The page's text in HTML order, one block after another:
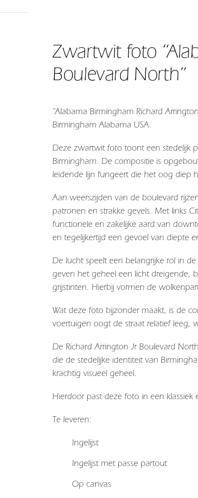
Zwartwit foto
Boulevard North”
“Alabama Birmingham Richard
Birmingham Alabama USA.
Deze zwartwit foto toont een stedelijk
Birmingham . De compositie is
leidende lijn fungeert die het oog diep
Aan weerszijden van de boulevard
patronen en strakke gevels. Met links
functionele en zakelijke aard van
en tegelijkertijd een gevoel van diepte
De lucht speelt een belangrijke rol in
geven het geheel een licht dreigende,
grijstinten. Hierbij vormen de
Wat deze foto bijzonder maakt, is de
voertuigen oogt de straat relatief leeg,
De Richard Arrington Jr Boulevard North
die de stedelijke identiteit van
krachtig visueel geheel.
Hierdoor past deze foto in een klassiek
Te leveren:
Ingelijst
Ingelijst met passe partout
Op canvas